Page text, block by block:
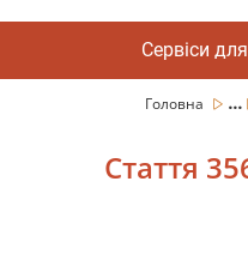
Сервіси
Головна ...
Стаття